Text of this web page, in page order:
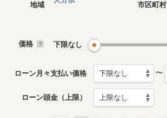
生産モデル
カローラレビンのカタログを見る
地域 市区町村
価格 下限なし
ローン月々支払い価格 〜
ローン頭金（上限）